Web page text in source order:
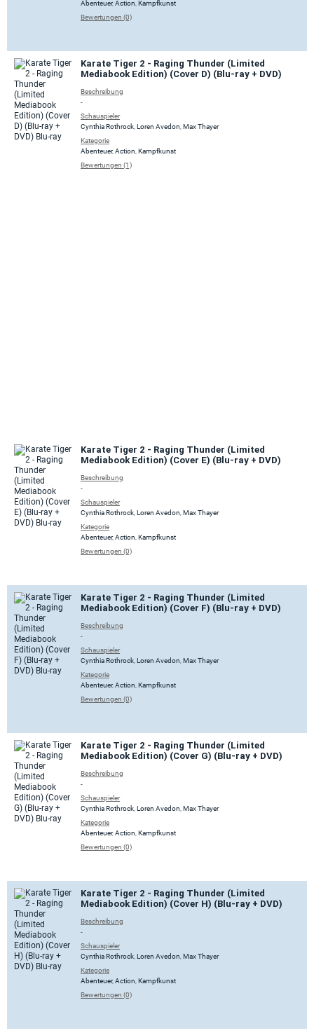
Abenteuer,Action Kampfkunst
Bewertungen (0)
Karate Tiger 2 - Raging Thunder (Limited
Mediabook Edition) (Cover D) (Blu-ray + DVD)
Beschreibung
-
Schauspieler
Cynthia Rothrock Loren Avedon Max Thayer
Kategorie
Abenteuer,Action Kampfkunst
Bewertungen (1)
Karate Tiger 2 - Raging Thunder (Limited
Mediabook Edition) (Cover E) (Blu-ray + DVD)
Beschreibung
-
Schauspieler
Cynthia Rothrock Loren Avedon Max Thayer
Kategorie
Abenteuer,Action Kampfkunst
Bewertungen (0)
Karate Tiger 2 - Raging Thunder (Limited
Mediabook Edition) (Cover F) (Blu-ray + DVD)
Beschreibung
-
Schauspieler
Cynthia Rothrock Loren Avedon Max Thayer
Kategorie
Abenteuer,Action Kampfkunst
Bewertungen (0)
Karate Tiger 2 - Raging Thunder (Limited
Mediabook Edition) (Cover G) (Blu-ray + DVD)
Beschreibung
-
Schauspieler
Cynthia Rothrock Loren Avedon Max Thayer
Kategorie
Abenteuer,Action Kampfkunst
Bewertungen (0)
Karate Tiger 2 - Raging Thunder (Limited
Mediabook Edition) (Cover H) (Blu-ray + DVD)
Beschreibung
-
Schauspieler
Cynthia Rothrock Loren Avedon Max Thayer
Kategorie
Abenteuer,Action Kampfkunst
Bewertungen (0)